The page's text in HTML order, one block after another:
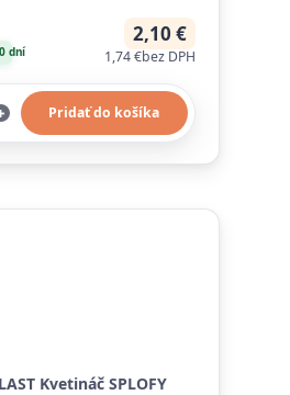
2,10 €
1,74 €bez DPH
dní
Pridať do košíka